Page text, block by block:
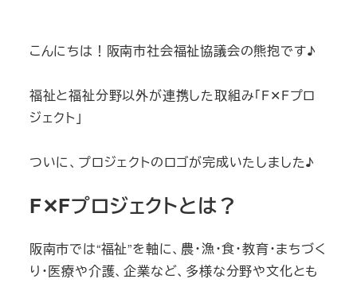
こんにちは！阪南市社会福祉協議会の熊抱です♪
福祉と福祉分野以外が連携した取組み「F✕Fプロ
ジェクト」
ついに、プロジェクトのロゴが完成いたしました♪
F✕Fプロジェクトとは？
阪南市では“福祉”を軸に、農・漁・食・教育・まちづく
り・医療や介護、企業など、多様な分野や文化とも